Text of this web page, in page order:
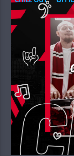
SUMMER CHART